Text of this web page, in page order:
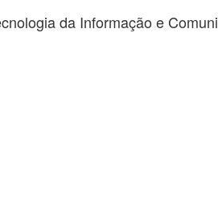
da Informação e